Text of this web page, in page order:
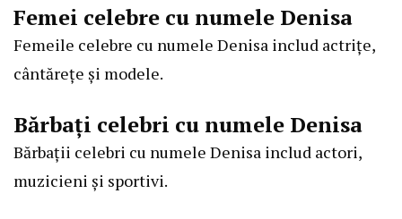
Femei celebre cu numele Denisa
Femeile celebre cu numele Denisa includ actrițe,
cântărețe și modele.
Bărbați celebri cu numele Denisa
Bărbații celebri cu numele Denisa includ actori,
muzicieni și sportivi.